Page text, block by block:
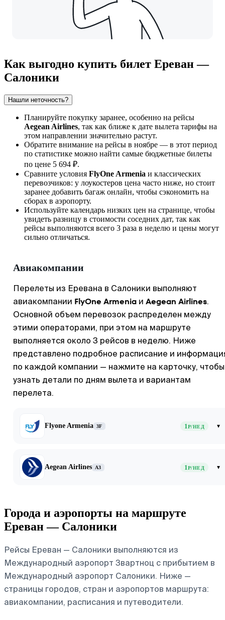
Как выгодно купить билет Ереван —
Салоники
Нашли неточность?
Планируйте покупку заранее, особенно на рейсы
Aegean Airlines, так как ближе к дате вылета тарифы на
этом направлении значительно растут.
Обратите внимание на рейсы в ноябре — в этот период
по статистике можно найти самые бюджетные билеты
по цене 5 694 ₽.
Сравните условия FlyOne Armenia и классических
перевозчиков: у лоукостеров цена часто ниже, но стоит
заранее добавить багаж онлайн, чтобы сэкономить на
сборах в аэропорту.
Используйте календарь низких цен на странице, чтобы
увидеть разницу в стоимости соседних дат, так как
рейсы выполняются всего 3 раза в неделю и цены могут
сильно отличаться.
Авиакомпании
Перелеты из Еревана в Салоники выполняют
авиакомпании FlyOne Armenia и Aegean Airlines.
Основной объем перевозок распределен между
этими операторами, при этом на маршруте
выполняется около 3 рейсов в неделю. Ниже
представлено подробное расписание и
по каждой компании — нажмите на карточку, чтобы
узнать детали по дням вылета и вариантам
перелета.
Flyone Armenia 3F 1Р/НЕД ▾
Aegean Airlines A3 1Р/НЕД ▾
Города и аэропорты на маршруте
Ереван — Салоники
Рейсы Ереван — Салоники выполняются из
Международный аэропорт Звартноц с прибытием в
Международный аэропорт Салоники. Ниже —
страницы городов, стран и аэропортов маршрута:
авиакомпании, расписания и путеводители.